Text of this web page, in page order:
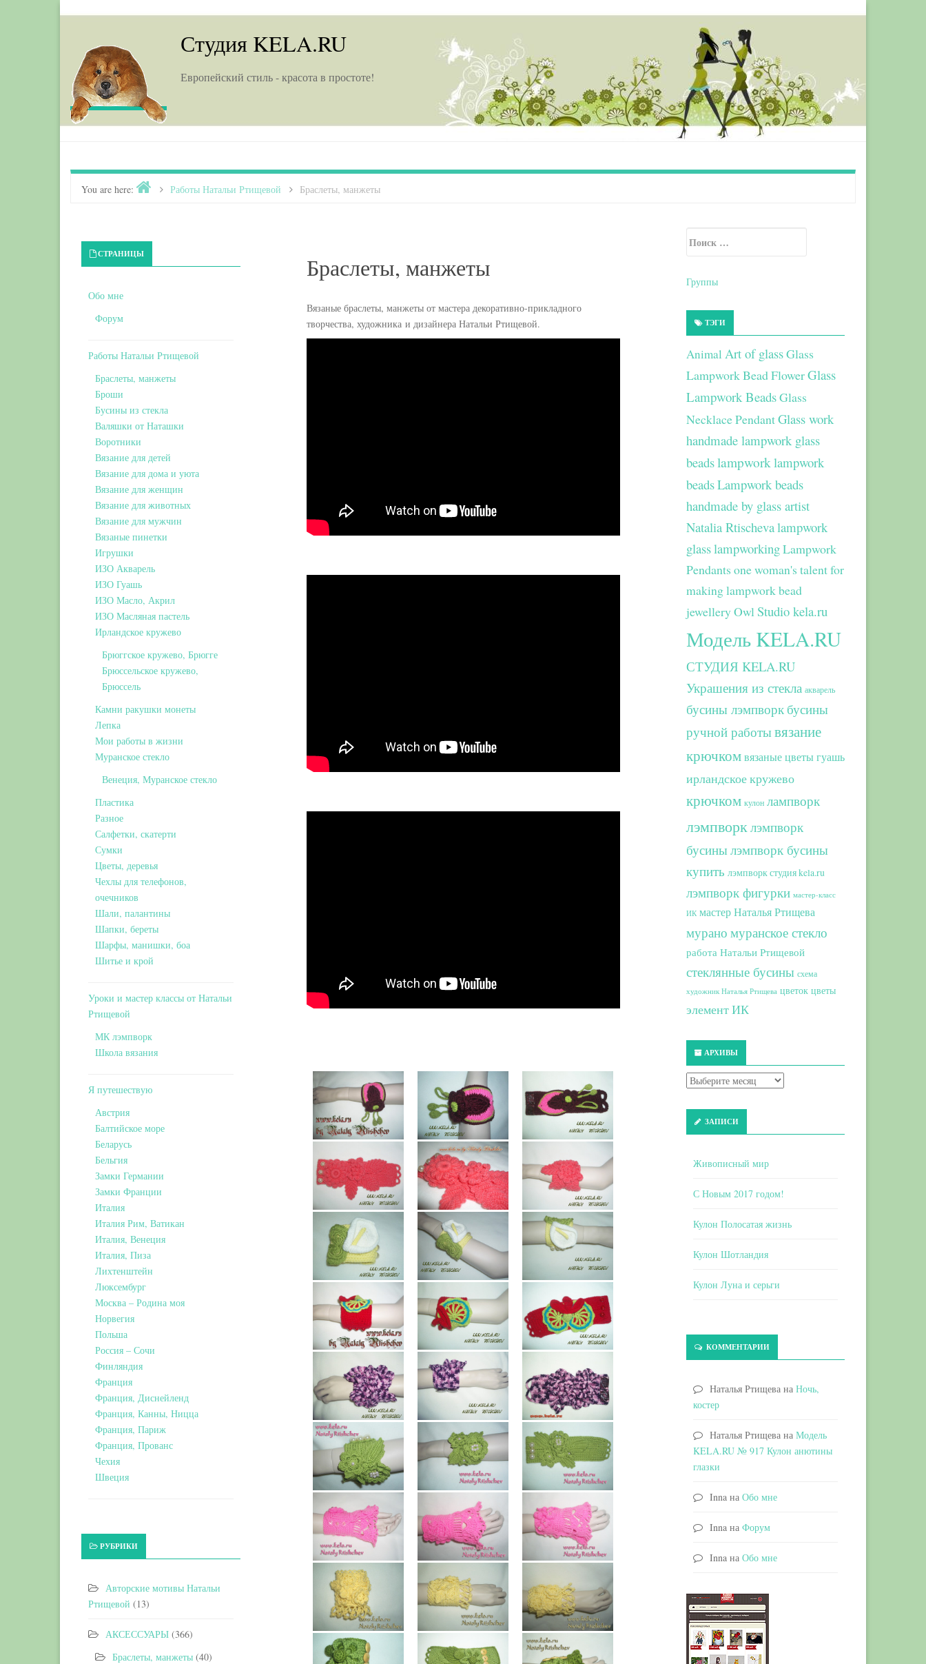
Студия KELA.RU
Европейский стиль - красота в простоте!
You are here: HomeРаботы Натальи Ртищевой Браслеты, манжеты
Браслеты, манжеты
Вязаные браслеты, манжеты от мастера декоративно-прикладного
творчества, художника и дизайнера Натальи Ртищевой.
Primary Sidebar
СТРАНИЦЫ
Обо мне
Форум
Работы Натальи Ртищевой
Браслеты, манжеты
Броши
Бусины из стекла
Валяшки от Наташки
Воротники
Вязание для детей
Вязание для дома и уюта
Вязание для женщин
Вязание для животных
Вязание для мужчин
Вязаные пинетки
Игрушки
ИЗО Акварель
ИЗО Гуашь
ИЗО Масло, Акрил
ИЗО Масляная пастель
Ирландское кружево
Брюггское кружево, Брюгге
Брюссельское кружево,
Брюссель
Камни ракушки монеты
Лепка
Мои работы в жизни
Муранское стекло
Венеция, Муранское стекло
Пластика
Разное
Салфетки, скатерти
Сумки
Цветы, деревья
Чехлы для телефонов,
очечников
Шали, палантины
Шапки, береты
Шарфы, манишки, боа
Шитье и крой
Уроки и мастер классы от Натальи
Ртищевой
МК лэмпворк
Школа вязания
Я путешествую
Австрия
Балтийское море
Беларусь
Бельгия
Замки Германии
Замки Франции
Италия
Италия Рим, Ватикан
Италия, Венеция
Италия, Пиза
Лихтенштейн
Люксембург
Москва – Родина моя
Норвегия
Польша
Россия – Сочи
Финляндия
Франция
Франция, Диснейленд
Франция, Канны, Ницца
Франция, Париж
Франция, Прованс
Чехия
Швеция
РУБРИКИ
Авторские мотивы Натальи
Ртищевой (13)
АКСЕССУАРЫ (366)
Браслеты, манжеты (40)
Secondary Sidebar
Группы
ТЭГИ
Animal Art of glassGlass
Lampwork Bead FlowerGlass
Lampwork BeadsGlass
Necklace PendantGlass work
handmade lampwork glass
beadslampworklampwork
beadsLampwork beads
handmade by glass artist
Natalia Rtischevalampwork
glasslampworkingLampwork
Pendants one woman's talent for
making lampwork bead
jewelleryOwlStudio kela.ru
Модель KELA.RU
СТУДИЯ KELA.RU
Украшения из стекла акварель
бусины лэмпворк бусины
ручной работывязание
крючком вязаные цветы гуашь
ирландское кружево
крючком кулон лампворк
лэмпворклэмпворк
бусинылэмпворк бусины
купить лэмпворк студия kela.ru
лэмпворк фигурки мастер-класс
ИК мастер Наталья Ртищева
мурано муранское стекло
работа Натальи Ртищевой
стеклянные бусины схема
художник Наталья Ртищева цветок цветы
элемент ИК
АРХИВЫ
ЗАПИСИ
Живописный мир
С Новым 2017 годом!
Кулон Полосатая жизнь
Кулон Шотландия
Кулон Луна и серьги
КОММЕНТАРИИ
Наталья Ртищевана Ночь,
костер
Наталья Ртищевана Модель
KELA.RU № 917 Кулон анютины
глазки
Innaна Обо мне
Innaна Форум
Innaна Обо мне